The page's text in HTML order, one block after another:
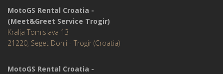
MotoGS Rental Croatia -
(Meet&Greet Service Trogir)
Kralja Tomislava 13
21220, Seget Donji - Trogir (Croatia)
MotoGS Rental Croatia -